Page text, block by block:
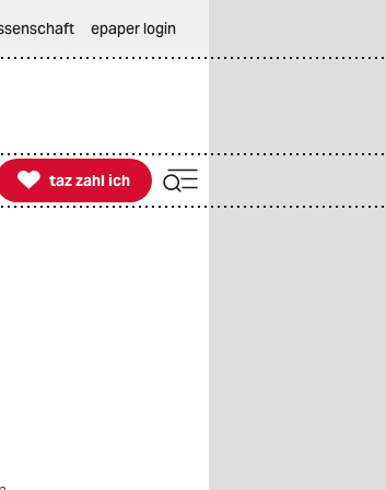
epaper login

taz zahl ich
taz zahl ich